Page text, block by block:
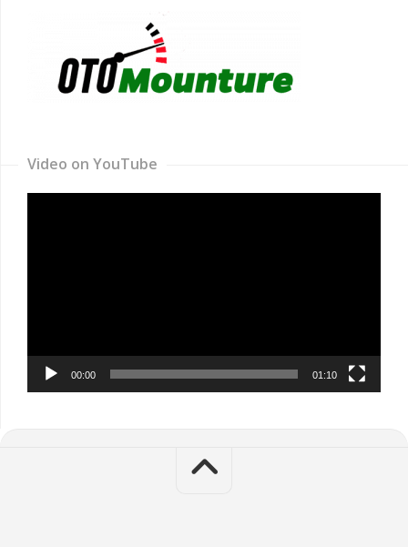
Video on YouTube
00:00 01:10